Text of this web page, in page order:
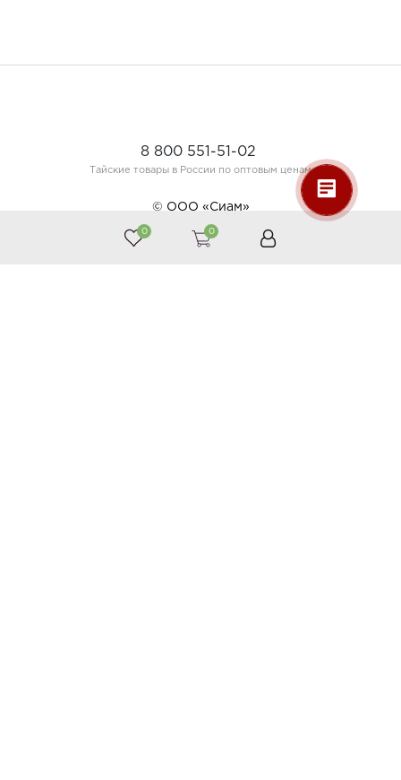
0 0
8 800 551-51-02
Тайские товары в России по оптовым ценам
© ООО «Сиам»